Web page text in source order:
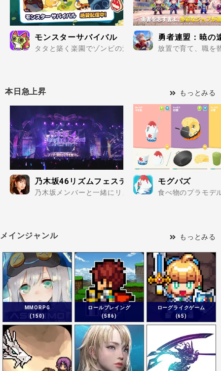
モンスターサバイバル
タタと築く楽園でゾンビの波を迎え撃て..
勇者連盟：暁の
放置で育て、職を
本日急上昇 もっとみる
乃木坂46リズムフェスティバル
乃木坂メンバーと一緒にリズムゲームにチャレンジし
モグパズ
食べ物のプラモデ
メインジャンル もっとみる
MMORPG
(150)
ロールプレイング
(586)
ローグライクゲーム
(65)